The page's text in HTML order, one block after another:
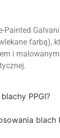
Painted
farbą),
i
PPGI?
blach